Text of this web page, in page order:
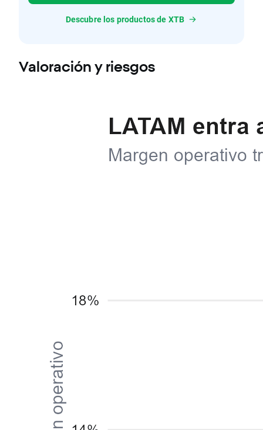
Descubre los productos de XTB
Valoración y riesgos